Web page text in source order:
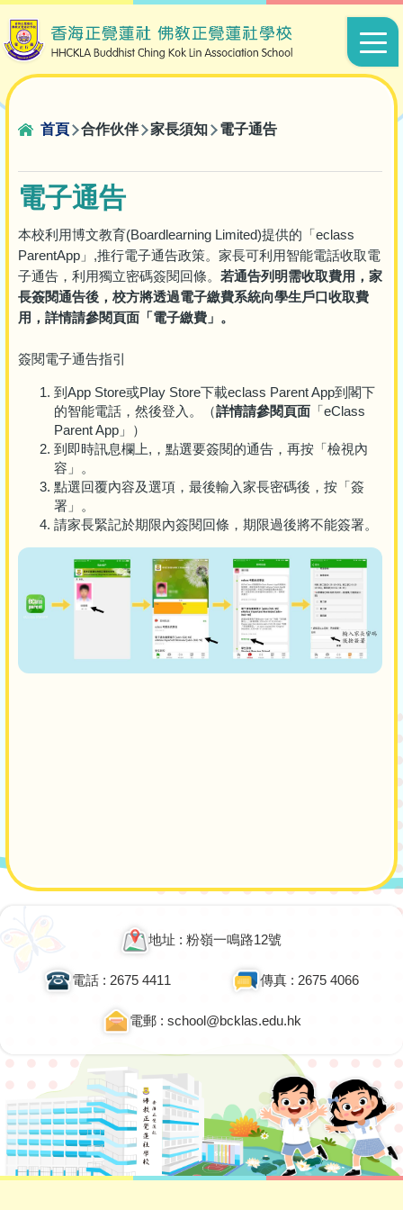
移至主內容
Main
導
連
結
首頁 合作伙伴 家長須知 電子通告
電子通告
本校利用博文教育(Boardlearning Limited)提供的「eclass
ParentApp」,推行電子通告政策。家長可利用智能電話收取電
子通告，利用獨立密碼簽閱回條。 若通告列明需收取費用，家
長簽閱通告後，校方將透過電子繳費系統向學生戶口收取費
用，詳情請參閱頁面「電子繳費」。
簽閱電子通告指引
到App Store或Play Store下載eclass Parent App到閣下
的智能電話，然後登入。（詳情請參閱頁面 「eClass
Parent App」）
到即時訊息欄上,，點選要簽閱的通告，再按「檢視內
容」。
點選回覆內容及選項，最後輸入家長密碼後，按「簽
署」。
請家長緊記於期限內簽閱回條，期限過後將不能簽署。
地址 : 粉嶺一鳴路12號
電話 : 2675 4411 傳真 : 2675 4066
電郵 : school@bcklas.edu.hk